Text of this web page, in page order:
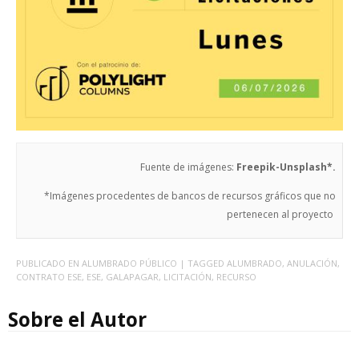
Fuente de imágenes: Freepik-Unsplash*.
*Imágenes procedentes de bancos de recursos gráficos que no
pertenecen al proyecto
PUBLICADO EN ALUMBRADO PÚBLICO | TAGGED ALUMBRADO, ANULACIÓN,
CONTRATO ESE, ESE, GALAPAGAR, LICITACIÓN, RECURSO
Sobre el Autor